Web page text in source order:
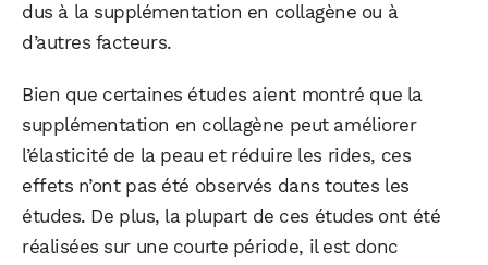
dus à la supplémentation en collagène ou à
d’autres facteurs.
Bien que certaines études aient montré que la
supplémentation en collagène peut améliorer
l’élasticité de la peau et réduire les rides, ces
effets n’ont pas été observés dans toutes les
études. De plus, la plupart de ces études ont été
réalisées sur une courte période, il est donc